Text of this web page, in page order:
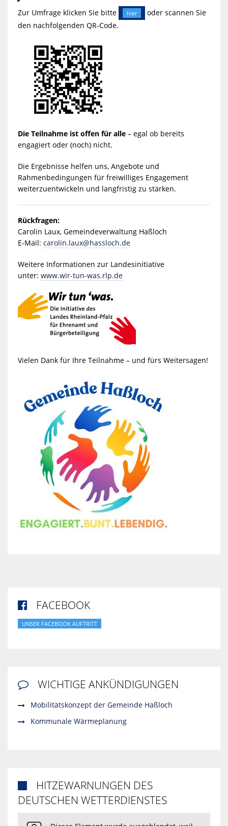
Zur Umfrage klicken Sie bitte hier
oder scannen Sie
den nachfolgenden QR-Code.
Die Teilnahme ist offen für alle – egal ob bereits
engagiert oder (noch) nicht.
Die Ergebnisse helfen uns, Angebote und
Rahmenbedingungen für freiwilliges Engagement
weiterzuentwickeln und langfristig zu stärken.
Rückfragen:
Carolin Laux, Gemeindeverwaltung Haßloch
E-Mail: carolin.laux@hassloch.de
Weitere Informationen zur Landesinitiative
unter: www.wir-tun-was.rlp.de
Vielen Dank für Ihre Teilnahme – und fürs Weitersagen!
 FACEBOOK
UNSER FACEBOOK AUFTRITT
 WICHTIGE ANKÜNDIGUNGEN
Mobilitätskonzept der Gemeinde Haßloch
Kommunale Wärmeplanung
HITZEWARNUNGEN DES
DEUTSCHEN WETTERDIENSTES